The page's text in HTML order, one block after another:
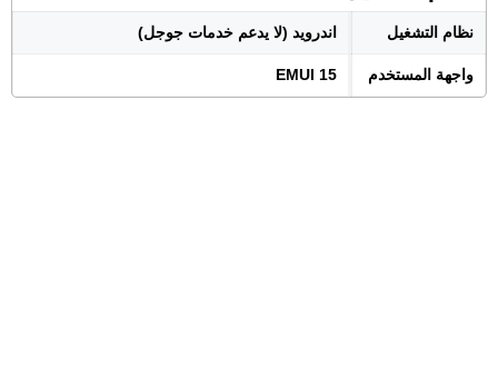
نظام التشغيل اندرويد (لا يدعم خدمات جوجل)
واجهة المستخدم EMUI 15